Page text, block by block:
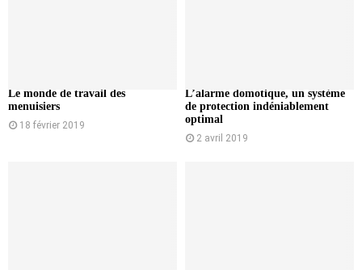
Le monde de travail des
menuisiers
18 février 2019
L’alarme domotique, un système
de protection indéniablement
optimal
2 avril 2019